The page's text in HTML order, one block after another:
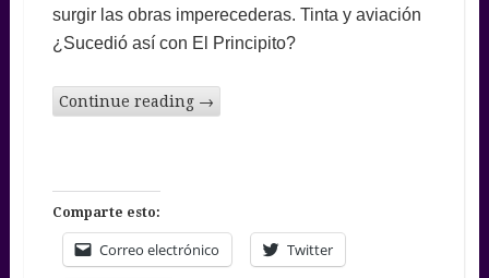
surgir las obras imperecederas. Tinta y aviación
¿Sucedió así con El Principito?
Continue reading →
Comparte esto:
Correo electrónico Twitter